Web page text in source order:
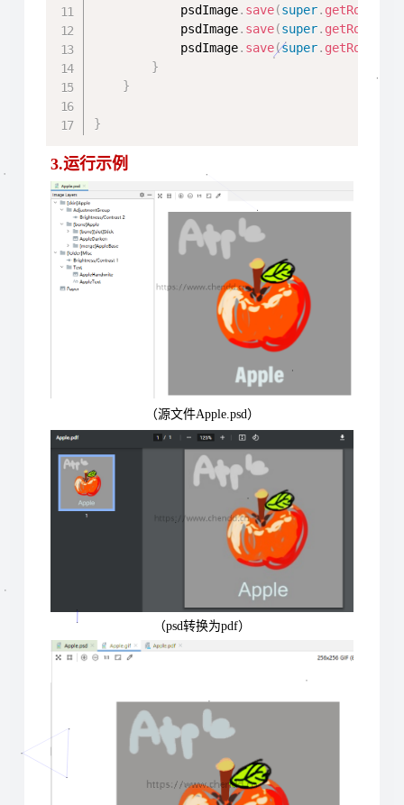
            psdImage
. save(super. getRootFile
            psdImage
. save(super. getRootFile
            psdImage
. save(super. getRootFile
}
}
}
3.运行示例
（源文件Apple.psd）
（psd转换为pdf）